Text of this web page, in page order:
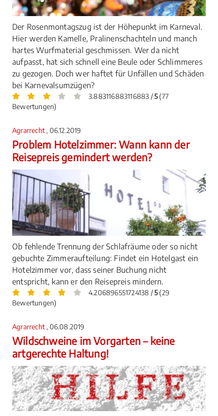
Der Rosenmontagszug ist der Höhepunkt im Karneval.
Hier werden Kamelle, Pralinenschachteln und manch
hartes Wurfmaterial geschmissen. Wer da nicht
aufpasst, hat sich schnell eine Beule oder Schlimmeres
zu gezogen. Doch wer haftet für Unfällen und Schäden
bei Karnevalsumzügen?
3.883116883116883 /5(77
Bewertungen)
Agrarrecht , 06.12.2019
Problem Hotelzimmer: Wann kann der
Reisepreis gemindert werden?
Ob fehlende Trennung der Schlafräume oder so nicht
gebuchte Zimmeraufteilung: Findet ein Hotelgast ein
Hotelzimmer vor, dass seiner Buchung nicht
entspricht, kann er den Reisepreis mindern.
4.206896551724138 /5(29
Bewertungen)
Agrarrecht , 06.08.2019
Wildschweine im Vorgarten – keine
artgerechte Haltung!